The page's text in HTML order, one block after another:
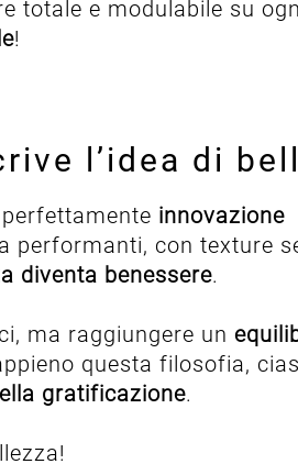
totale e modulabile su
!
l’idea di
innovazione
performanti, con texture
diventa benessere.
ma raggiungere un
questa filosofia,
gratificazione.